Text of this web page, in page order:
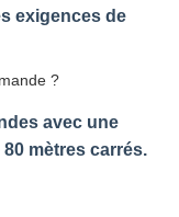
exigences de
?
avec une
mètres carrés.